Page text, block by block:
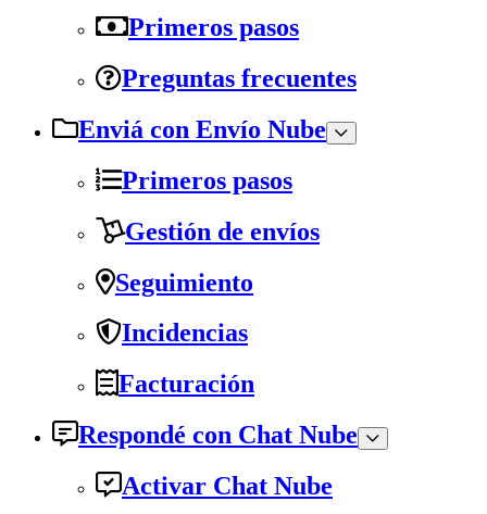
Primeros pasos
Preguntas frecuentes
Enviá con Envío Nube
Primeros pasos
Gestión de envíos
Seguimiento
Incidencias
Facturación
Respondé con Chat Nube
Activar Chat Nube